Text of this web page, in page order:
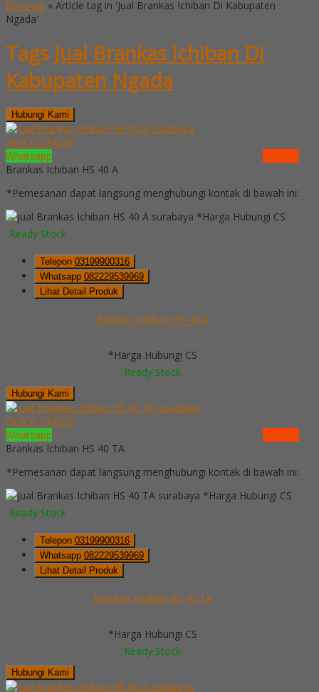
Beranda » Article tag in 'Jual Brankas Ichiban Di Kabupaten
Ngada'
Tags Jual Brankas Ichiban Di
Kabupaten Ngada
Hubungi Kami
QUICK ORDER
Whatsapp
via SMS
Brankas Ichiban HS 40 A
*Pemesanan dapat langsung menghubungi kontak di bawah ini:
*Harga Hubungi CS
Ready Stock
Telepon 03199900316
Whatsapp 082229539969
Lihat Detail Produk
Brankas Ichiban HS 40 A
*Harga Hubungi CS
Ready Stock
Hubungi Kami
QUICK ORDER
Whatsapp
via SMS
Brankas Ichiban HS 40 TA
*Pemesanan dapat langsung menghubungi kontak di bawah ini:
*Harga Hubungi CS
Ready Stock
Telepon 03199900316
Whatsapp 082229539969
Lihat Detail Produk
Brankas Ichiban HS 40 TA
*Harga Hubungi CS
Ready Stock
Hubungi Kami